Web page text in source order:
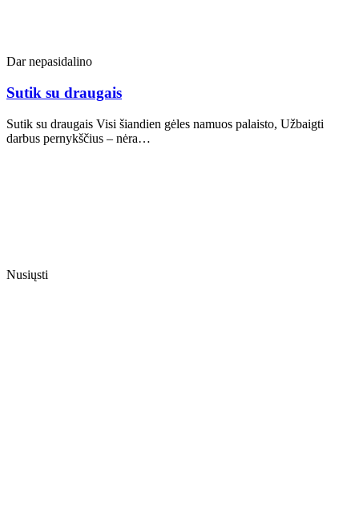
Dar nepasidalino
Sutik su draugais
Sutik su draugais Visi šiandien gėles namuos palaisto, Užbaigti
darbus pernykščius – nėra…
Nusiųsti